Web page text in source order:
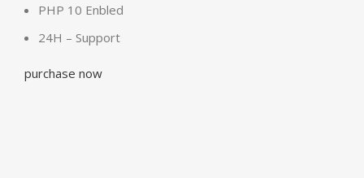
PHP 10 Enbled
24H – Support
purchase now